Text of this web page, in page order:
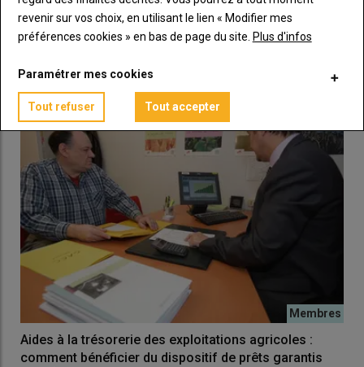
d’une culture ?
21 janvier 2025
Face à des parcelles marquées par une
Aides à la trésorerie des exploitations agricoles :
comment bénéficier du dispositif de prêts garantis
revenir sur vos choix, en utilisant le lien « Modifier mes
préférences cookies » en bas de page du site. Plus d'infos
Paramétrer mes cookies
Tout refuser Tout accepter